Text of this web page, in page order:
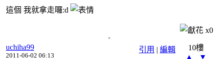
這個 我就拿走囉:d
x0
引用 | 編輯
uchiha99
2011-06-02 06:13
10樓
▲
▼